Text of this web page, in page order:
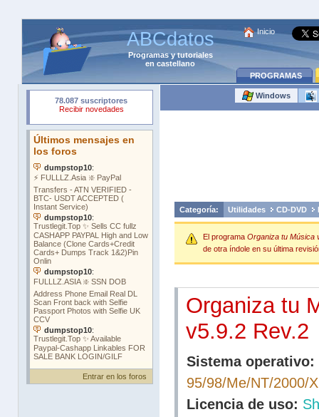
ABCdatos
Programasytutoriales
en castellano
Inicio
PROGRAMAS
Entrar en los foros
Windows
Categoría: Utilidades CD-DVD
El programa Organiza tu Música
de otra índole en su última
Organiza tu
v5.9.2 Rev.2
Sistema operativo:
95/98/Me/NT/2000/
Licencia de uso: